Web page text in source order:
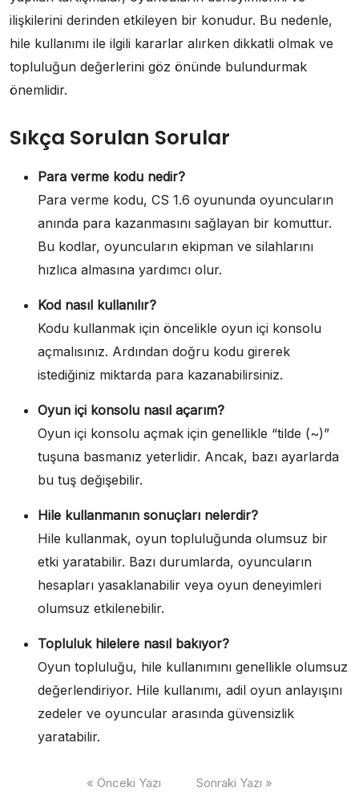
ilişkilerini derinden etkileyen bir konudur. Bu nedenle,
hile kullanımı ile ilgili kararlar alırken dikkatli olmak ve
topluluğun değerlerini göz önünde bulundurmak
önemlidir.
Sıkça Sorulan Sorular
Para verme kodu nedir?
Para verme kodu, CS 1.6 oyununda oyuncuların
anında para kazanmasını sağlayan bir komuttur.
Bu kodlar, oyuncuların ekipman ve silahlarını
hızlıca almasına yardımcı olur.
Kod nasıl kullanılır?
Kodu kullanmak için öncelikle oyun içi konsolu
açmalısınız. Ardından doğru kodu girerek
istediğiniz miktarda para kazanabilirsiniz.
Oyun içi konsolu nasıl açarım?
Oyun içi konsolu açmak için genellikle “tilde (~)”
tuşuna basmanız yeterlidir. Ancak, bazı ayarlarda
bu tuş değişebilir.
Hile kullanmanın sonuçları nelerdir?
Hile kullanmak, oyun topluluğunda olumsuz bir
etki yaratabilir. Bazı durumlarda, oyuncuların
hesapları yasaklanabilir veya oyun deneyimleri
olumsuz etkilenebilir.
Topluluk hilelere nasıl bakıyor?
Oyun topluluğu, hile kullanımını genellikle olumsuz
değerlendiriyor. Hile kullanımı, adil oyun anlayışını
zedeler ve oyuncular arasında güvensizlik
yaratabilir.
« Önceki Yazı Sonraki Yazı »